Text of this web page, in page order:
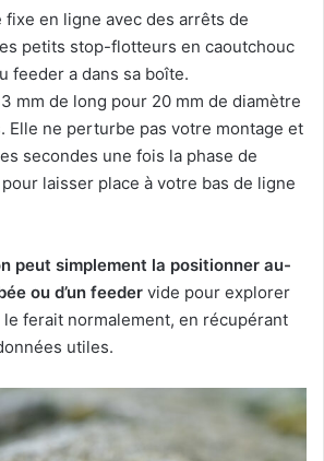
fixe en ligne avec des arrêts de
petits stop-flotteurs en caoutchouc
feeder a dans sa boîte.
mm de long pour 20 mm de diamètre
Elle ne perturbe pas votre montage et
secondes une fois la phase de
laisser place à votre bas de ligne
peut simplement la positionner au-
ou d’un feeder vide pour explorer
ferait normalement, en récupérant
utiles.